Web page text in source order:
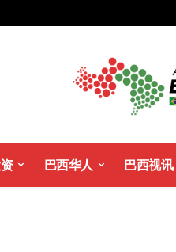
巴西华人 巴西视讯